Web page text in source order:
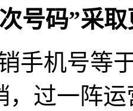
号码”采
机号等于
，过一阵